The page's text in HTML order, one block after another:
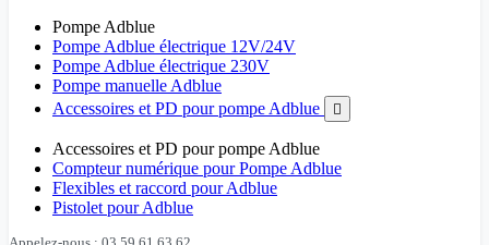
Pompe Adblue
Pompe Adblue électrique 12V/24V
Pompe Adblue électrique 230V
Pompe manuelle Adblue
Accessoires et PD pour pompe Adblue

Accessoires et PD pour pompe Adblue
Compteur numérique pour Pompe Adblue
Flexibles et raccord pour Adblue
Pistolet pour Adblue